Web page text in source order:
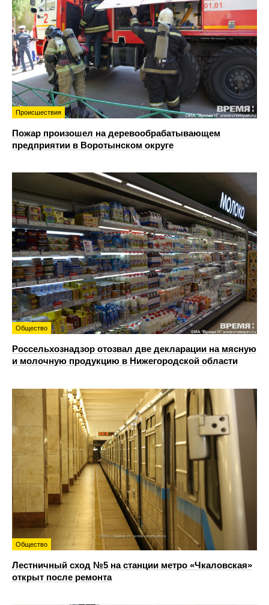
Происшествия
Пожар произошел на деревообрабатывающем
предприятии в Воротынском округе
Общество
Россельхознадзор отозвал две декларации на мясную
и молочную продукцию в Нижегородской области
Общество
Лестничный сход №5 на станции метро «Чкаловская»
открыт после ремонта